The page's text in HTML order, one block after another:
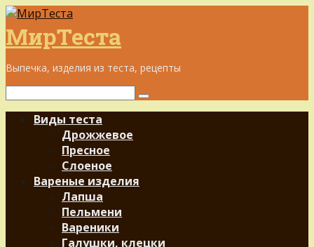
Перейти
к
контенту
МирТеста
Выпечка, изделия из теста, рецепты
Поиск:
Виды теста
Дрожжевое
Пресное
Слоеное
Вареные изделия
Лапша
Пельмени
Вареники
Галушки, клецки